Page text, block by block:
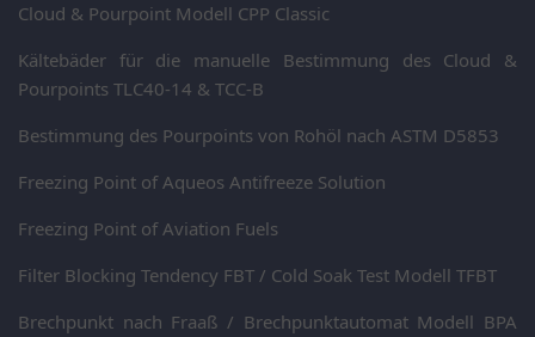
Cloud & Pourpoint Modell CPP Classic
Kältebäder für die manuelle Bestimmung des Cloud &
Pourpoints TLC40-14 & TCC-B
Bestimmung des Pourpoints von Rohöl nach ASTM D5853
Freezing Point of Aqueos Antifreeze Solution
Freezing Point of Aviation Fuels
Filter Blocking Tendency FBT / Cold Soak Test Modell TFBT
Brechpunkt nach Fraaß / Brechpunktautomat Modell BPA